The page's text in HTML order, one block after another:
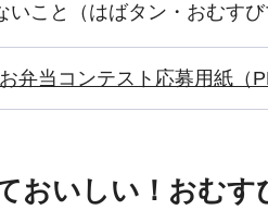
いこと（はばタン・おむすび
お弁当コンテスト応募用紙（
おいしい！おむす